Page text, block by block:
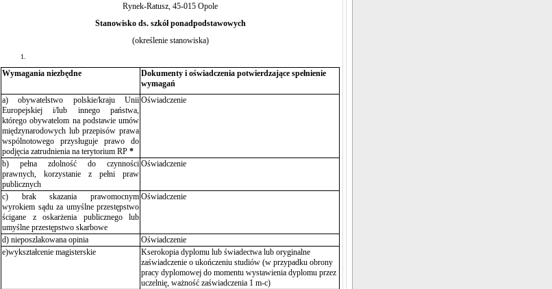
Rynek-Ratusz, 45-015 Opole
Stanowisko ds. szkół ponadpodstawowych
(określenie stanowiska)
Wymagania niezbędne
Dokumenty i oświadczenia potwierdzające spełnienie
wymagań
a) obywatelstwo polskie/kraju Unii
Europejskiej i/lub innego państwa,
którego obywatelom na podstawie umów
międzynarodowych lub przepisów prawa
wspólnotowego przysługuje prawo do
podjęcia zatrudnienia na terytorium RP *
Oświadczenie
b) pełna zdolność do czynności
prawnych, korzystanie z pełni praw
publicznych
Oświadczenie
c) brak skazania prawomocnym
wyrokiem sądu za umyślne przestępstwo
ścigane z oskarżenia publicznego lub
umyślne przestępstwo skarbowe
Oświadczenie
d) nieposzlakowana opinia
Oświadczenie
e)wykształcenie magisterskie
Kserokopia dyplomu lub świadectwa lub oryginalne
zaświadczenie o ukończeniu studiów (w przypadku obrony
pracy dyplomowej do momentu wystawienia dyplomu przez
uczelnię, ważność zaświadczenia 1 m-c)